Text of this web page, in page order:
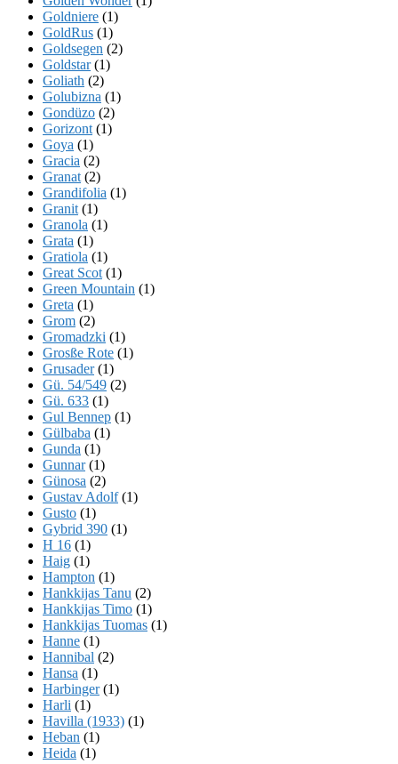
Goldniere (1)
GoldRus (1)
Goldsegen (2)
Goldstar(1)
Goliath (2)
Golubizna (1)
Gondüzo (2)
Gorizont (1)
Goya (1)
Gracia (2)
Granat (2)
Grandifolia (1)
Granit (1)
Granola (1)
Grata (1)
Gratiola (1)
Great Scot (1)
Green Mountain (1)
Greta (1)
Grom (2)
Gromadzki (1)
Grosße Rote (1)
Grusader(1)
Gü. 54/549 (2)
Gü. 633 (1)
Gul Bennep (1)
Gülbaba (1)
Gunda (1)
Gunnar(1)
Günosa (2)
Gustav Adolf(1)
Gusto (1)
Gybrid 390 (1)
H 16 (1)
Haig (1)
Hampton (1)
Hankkijas Tanu (2)
Hankkijas Timo (1)
Hankkijas Tuomas (1)
Hanne (1)
Hannibal (2)
Hansa (1)
Harbinger(1)
Harli (1)
Havilla (1933) (1)
Heban (1)
Heida (1)